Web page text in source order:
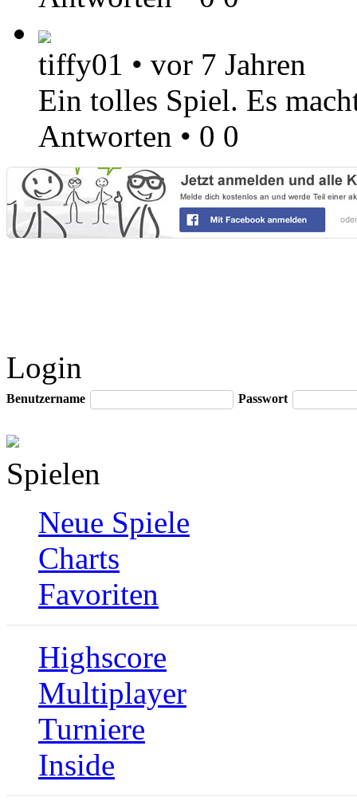
tiffy01 • vor 7 Jahren
Ein tolles Spiel. Es
Antworten • 0 0
Login
Benutzername Passwort
Spielen
Neue Spiele
Charts
Favoriten
Highscore
Multiplayer
Turniere
Inside